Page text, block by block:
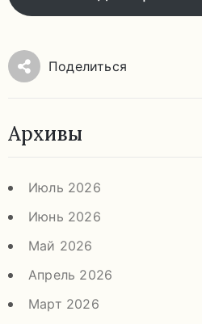
Поделиться
Архивы
Июль 2026
Июнь 2026
Май 2026
Апрель 2026
Март 2026